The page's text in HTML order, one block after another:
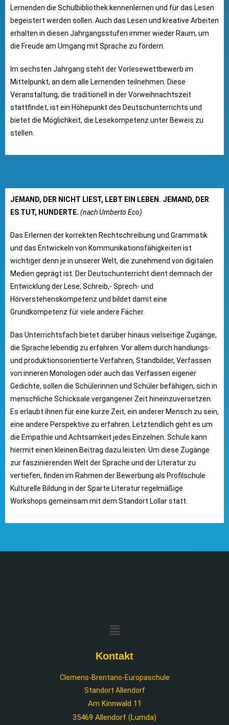
Lernenden die Schulbibliothek kennenlernen und für das Lesen
begeistert werden sollen. Auch das Lesen und kreative Arbeiten
erhalten in diesen Jahrgangsstufen immer wieder Raum, um
die Freude am Umgang mit Sprache zu fördern.
Im sechsten Jahrgang steht der Vorlesewettbewerb im
Mittelpunkt, an dem alle Lernenden teilnehmen. Diese
Veranstaltung, die traditionell in der Vorweihnachtszeit
stattfindet, ist ein Höhepunkt des Deutschunterrichts und
bietet die Möglichkeit, die Lesekompetenz unter Beweis zu
stellen.
JEMAND, DER NICHT LIEST, LEBT EIN LEBEN. JEMAND, DER
ES TUT, HUNDERTE. (nach Umberto Eco)
Das Erlernen der korrekten Rechtschreibung und Grammatik
und das Entwickeln von Kommunikationsfähigkeiten ist
wichtiger denn je in unserer Welt, die zunehmend von digitalen
Medien geprägt ist. Der Deutschunterricht dient demnach der
Entwicklung der Lese, Schreib,- Sprech- und
Hörverstehenskompetenz und bildet damit eine
Grundkompetenz für viele andere Fächer.
Das Unterrichtsfach bietet darüber hinaus vielseitige Zugänge,
die Sprache lebendig zu erfahren. Vor allem durch handlungs-
und produktionsorientierte Verfahren, Standbilder, Verfassen
von inneren Monologen oder auch das Verfassen eigener
Gedichte, sollen die Schülerinnen und Schüler befähigen, sich in
menschliche Schicksale vergangener Zeit hineinzuversetzen.
Es erlaubt ihnen für eine kurze Zeit, ein anderer Mensch zu sein,
eine andere Perspektive zu erfahren. Letztendlich geht es um
die Empathie und Achtsamkeit jedes Einzelnen. Schule kann
hiermit einen kleinen Beitrag dazu leisten. Um diese Zugänge
zur faszinierenden Welt der Sprache und der Literatur zu
vertiefen, finden im Rahmen der Bewerbung als Profilschule
Kulturelle Bildung in der Sparte Literatur regelmäßige
Workshops gemeinsam mit dem Standort Lollar statt.
Kontakt
Clemens-Brentano-Europaschule
Standort Allendorf
Am Kinnwald 11
35469 Allendorf (Lumda)